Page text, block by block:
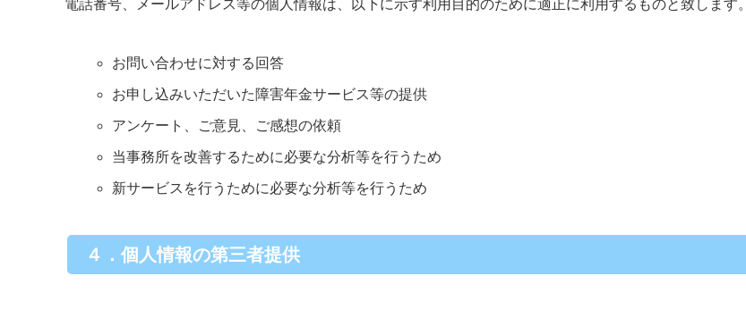
電話番号、メールアドレス等の個人情報は、以下に示す利用目的のために適正に利用するものと致します。
お問い合わせに対する回答
お申し込みいただいた障害年金サービス等の提供
アンケート、ご意見、ご感想の依頼
当事務所を改善するために必要な分析等を行うため
新サービスを行うために必要な分析等を行うため
４．個人情報の第三者提供